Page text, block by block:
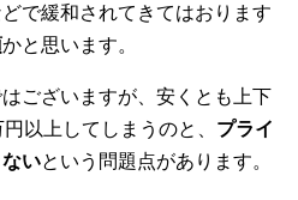
で緩和されてきてはおります
かと思います。
ございますが、安くとも上下
以上してしまうのと、 プライ
いという問題点があります。